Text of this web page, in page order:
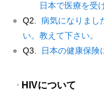
日本で医療を受け
Q2.病気になりまし
い。教えて下さい。
Q3.
日本の健康保険
・ HIVについて
CHARMとは
各事業 Program